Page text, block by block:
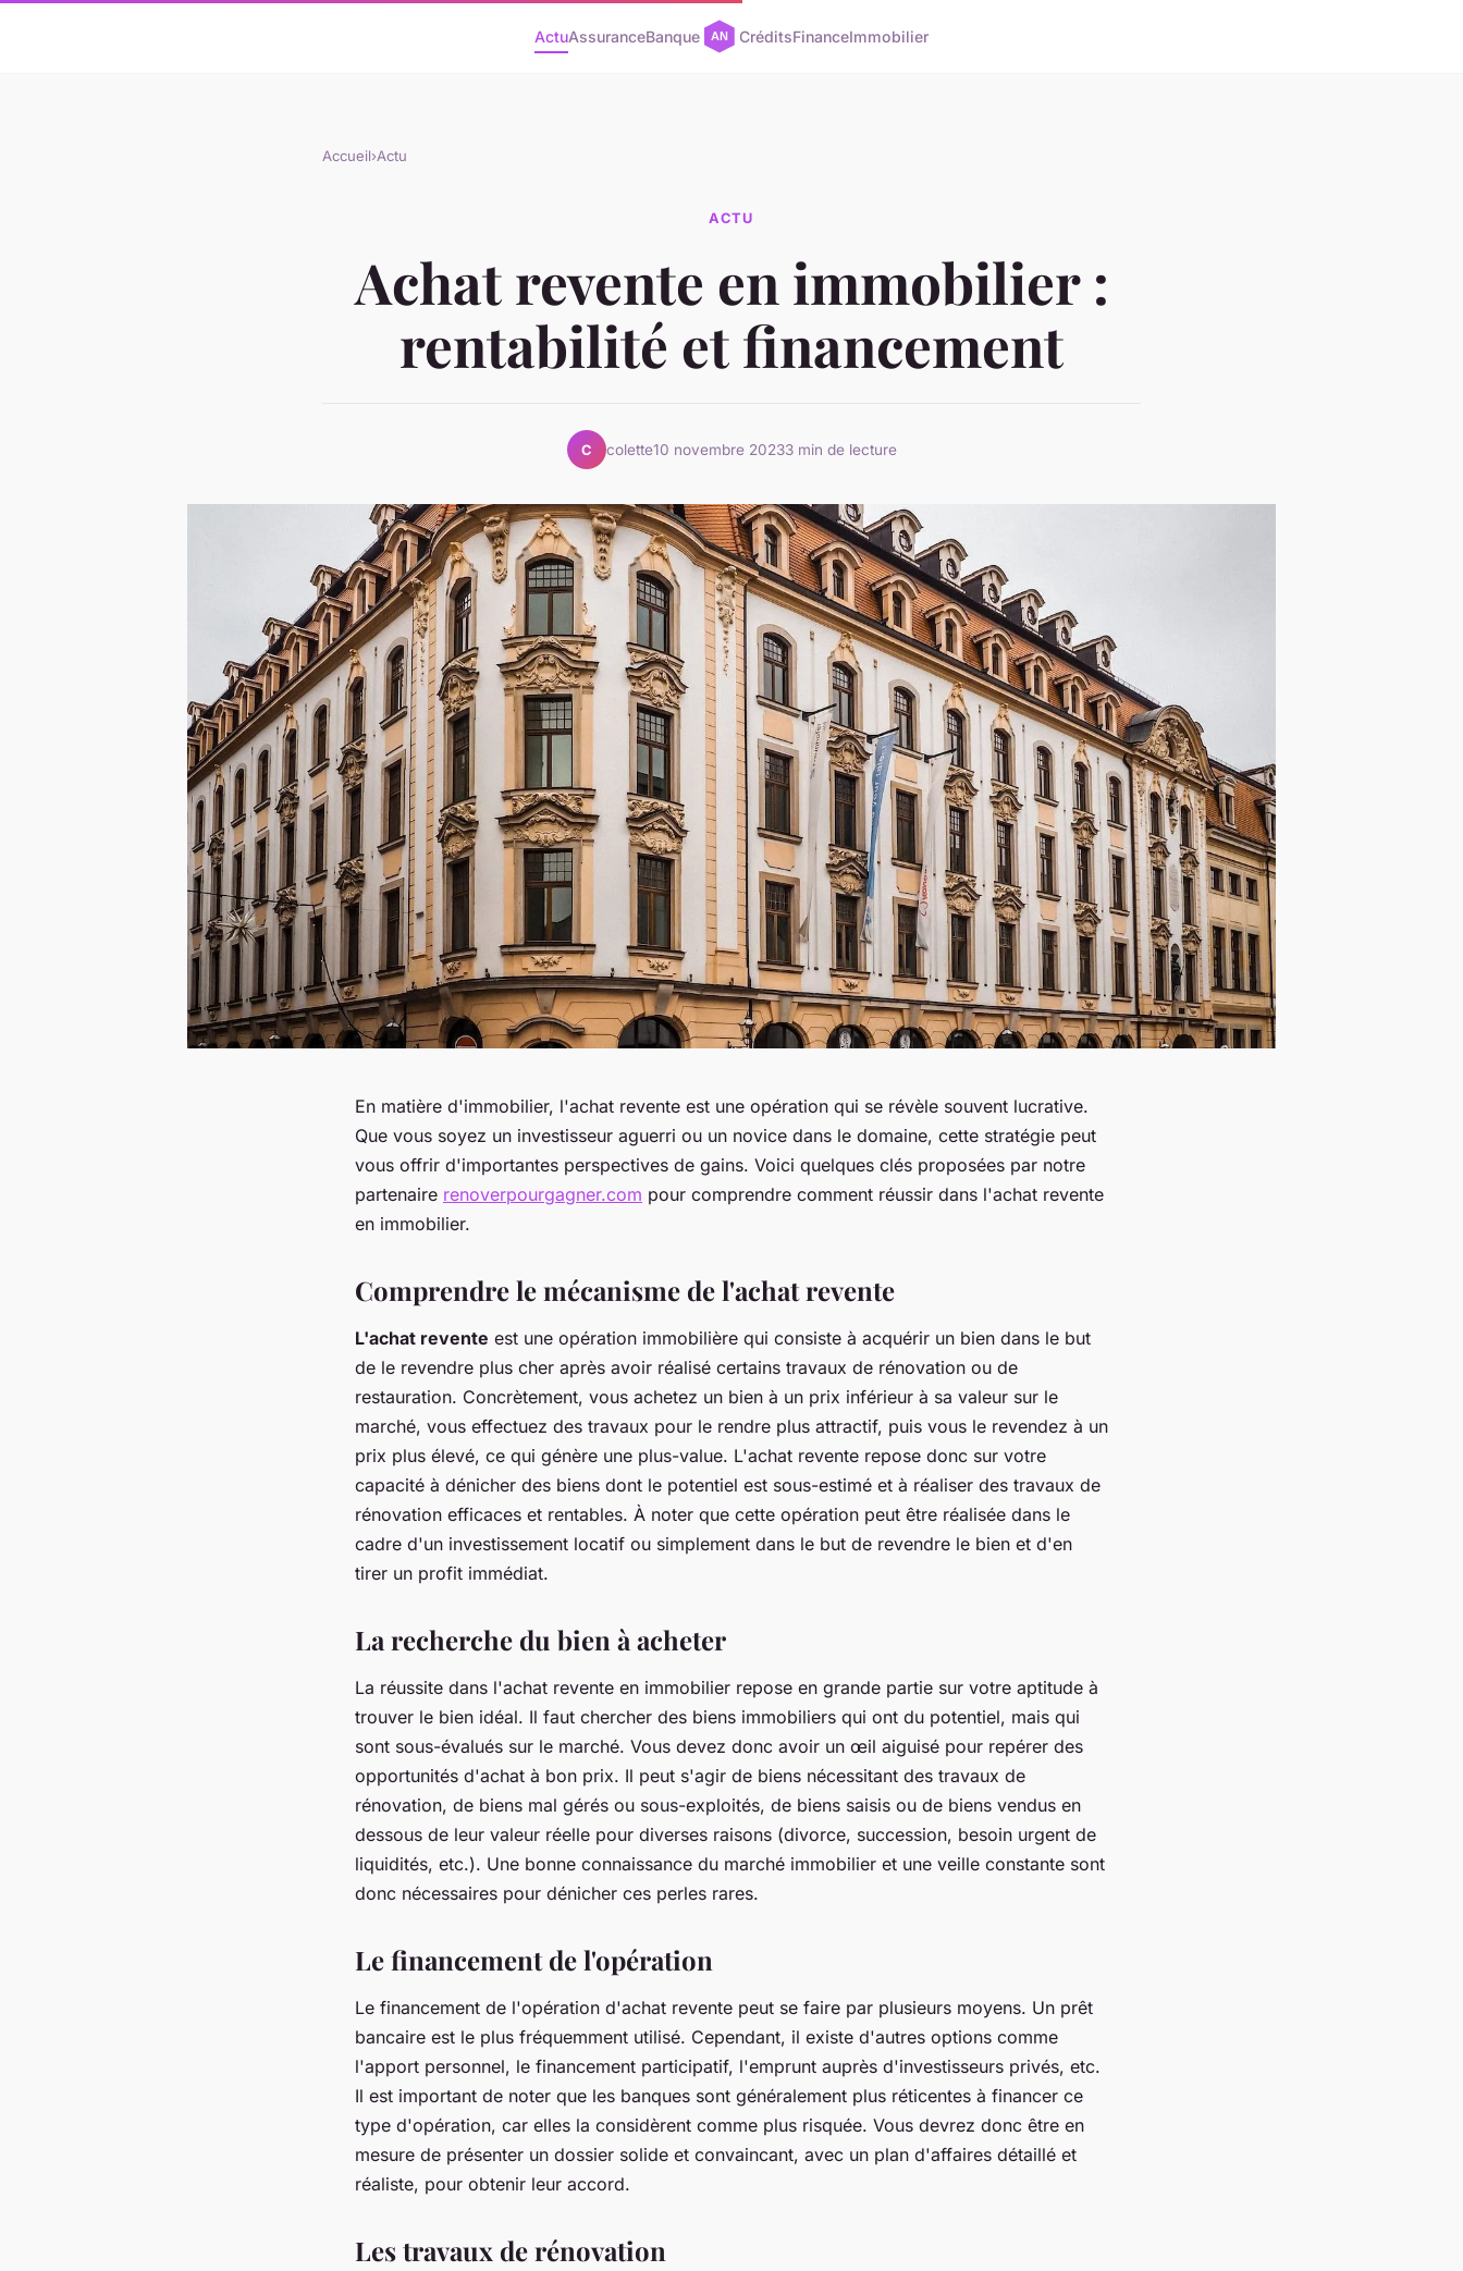
ActuAssuranceBanque CréditsFinanceImmobilier
Accueil›Actu
ACTU
Achat revente en immobilier :
rentabilité et financement
C colette10 novembre 20233 min de lecture
En matière d'immobilier, l'achat revente est une opération qui se révèle souvent lucrative.
Que vous soyez un investisseur aguerri ou un novice dans le domaine, cette stratégie peut
vous offrir d'importantes perspectives de gains. Voici quelques clés proposées par notre
partenaire renoverpourgagner.com pour comprendre comment réussir dans l'achat revente
en immobilier.
Comprendre le mécanisme de l'achat revente
L'achat revente est une opération immobilière qui consiste à acquérir un bien dans le but
de le revendre plus cher après avoir réalisé certains travaux de rénovation ou de
restauration. Concrètement, vous achetez un bien à un prix inférieur à sa valeur sur le
marché, vous effectuez des travaux pour le rendre plus attractif, puis vous le revendez à un
prix plus élevé, ce qui génère une plus-value. L'achat revente repose donc sur votre
capacité à dénicher des biens dont le potentiel est sous-estimé et à réaliser des travaux de
rénovation efficaces et rentables. À noter que cette opération peut être réalisée dans le
cadre d'un investissement locatif ou simplement dans le but de revendre le bien et d'en
tirer un profit immédiat.
La recherche du bien à acheter
La réussite dans l'achat revente en immobilier repose en grande partie sur votre aptitude à
trouver le bien idéal. Il faut chercher des biens immobiliers qui ont du potentiel, mais qui
sont sous-évalués sur le marché. Vous devez donc avoir un œil aiguisé pour repérer des
opportunités d'achat à bon prix. Il peut s'agir de biens nécessitant des travaux de
rénovation, de biens mal gérés ou sous-exploités, de biens saisis ou de biens vendus en
dessous de leur valeur réelle pour diverses raisons (divorce, succession, besoin urgent de
liquidités, etc.). Une bonne connaissance du marché immobilier et une veille constante sont
donc nécessaires pour dénicher ces perles rares.
Le financement de l'opération
Le financement de l'opération d'achat revente peut se faire par plusieurs moyens. Un prêt
bancaire est le plus fréquemment utilisé. Cependant, il existe d'autres options comme
l'apport personnel, le financement participatif, l'emprunt auprès d'investisseurs privés, etc.
Il est important de noter que les banques sont généralement plus réticentes à financer ce
type d'opération, car elles la considèrent comme plus risquée. Vous devrez donc être en
mesure de présenter un dossier solide et convaincant, avec un plan d'affaires détaillé et
réaliste, pour obtenir leur accord.
Les travaux de rénovation